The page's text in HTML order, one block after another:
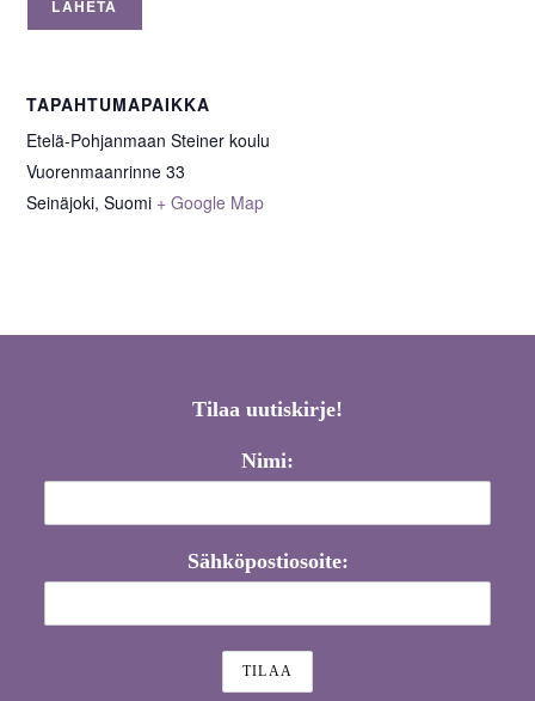
TAPAHTUMAPAIKKA
Etelä-Pohjanmaan Steiner koulu
Vuorenmaanrinne 33
Seinäjoki, Suomi + Google Map
Tilaa uutiskirje!
Nimi:
Sähköpostiosoite: